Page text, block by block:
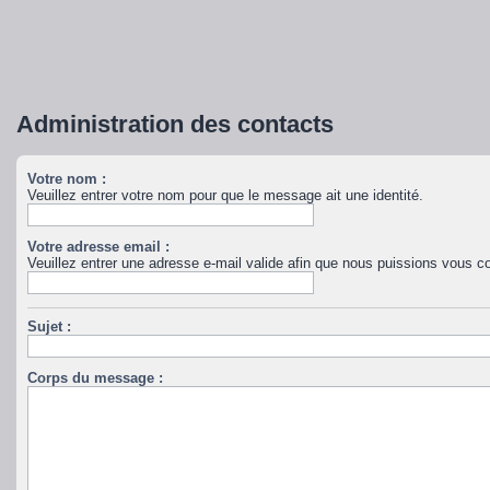
Administration des contacts
Votre nom :
Veuillez entrer votre nom pour que le message ait une identité.
Votre adresse email :
Veuillez entrer une adresse e-mail valide afin que nous puissions vous
Sujet :
Corps du message :